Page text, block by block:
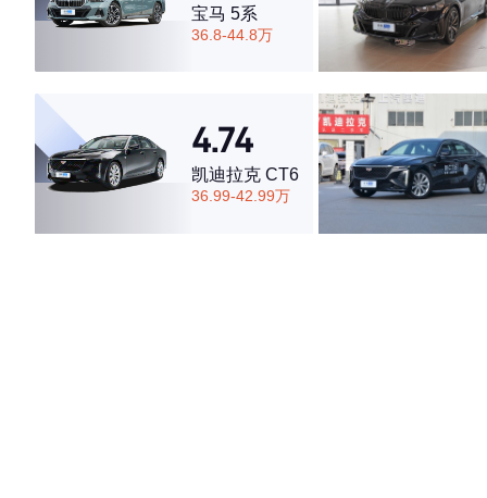
宝马 5系
36.8-44.8万
4.74
凯迪拉克 CT6
36.99-42.99万